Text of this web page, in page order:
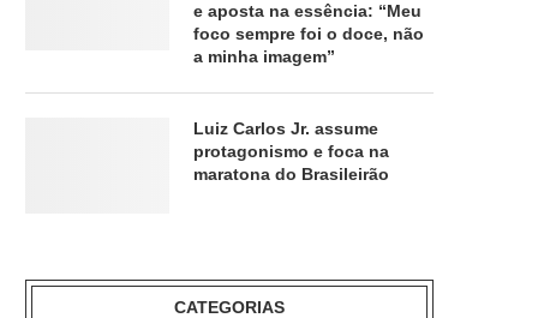
e aposta na essência: “Meu
foco sempre foi o doce, não
a minha imagem”
Luiz Carlos Jr. assume
protagonismo e foca na
maratona do Brasileirão
CATEGORIAS